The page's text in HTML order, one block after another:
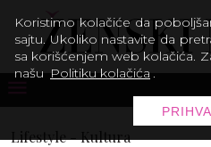
Lifestyle -Kultura
Koristimo kolačiće da
sajtu. Ukoliko nastavite da
sa korišćenjem web kolačića.
našu Politiku kolačića .